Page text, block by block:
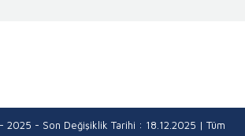
- Son Değişiklik Tarihi : 18.12.2025 | Tüm